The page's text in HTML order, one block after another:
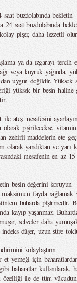
buzdolabında bekletin
24 saat buzdolabında
pişer, daha lezzetli
ya da ızgarayı tercih
veya kuyruk yağında,
uygun değildir.
yüksek bir besin
ateş mesafesini ayarlayın
olarak pişirilecekse,
zehirli maddelerin ete
olarak yandıktan ve
mesafenin en az
besin değerini koruyun
fayda sağlamak
buharda pişirmedir.
kayıp yaşanmaz.
sebzeler daha
düşer, uzun süre
kolaylaştırın
et yemeği için
baharatlar kullanılarak,
özelliği ile de tüm